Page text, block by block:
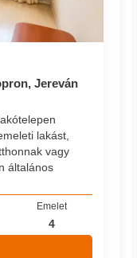
Jereván
lakást,
vagy
általános
Emelet
4